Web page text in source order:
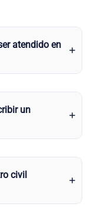
atendido en
un
civil